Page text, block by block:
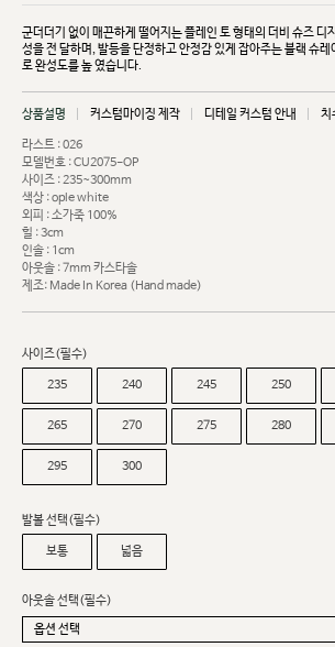
군더더기 없이 매끈하게 떨어지는 플레인 토 형태의 더비 슈즈 디
성을 전 달하며, 발등을 단정하고 안정감 있게 잡아주는 블랙 슈
로 완성도를 높였습니다.
상품설명 커스텀마이징 제작 디테일 커스텀 안내 치
라스트 : 026
모델번호 : CU2075-OP
사이즈 : 235~300mm
색상 : ople white
외피 : 소가죽 100%
힐 : 3cm
인솔 : 1cm
아웃솔 : 7mm 카스타솔
제조: Made In Korea (Hand made)
사이즈(필수)
235 240 245 250
265 270 275 280
295 300
발볼 선택(필수)
보통 넓음
아웃솔 선택(필수)